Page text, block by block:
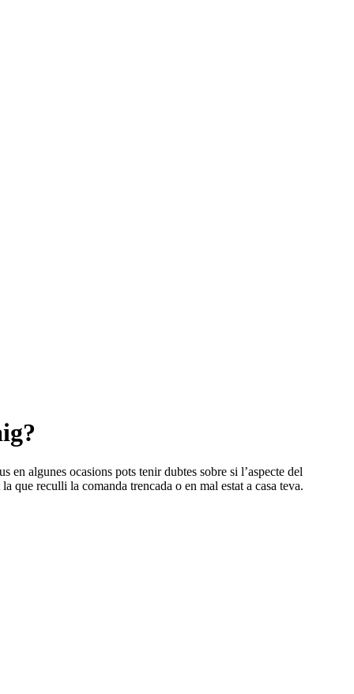
algunes ocasions pots tenir dubtes sobre si l’aspecte del
que reculli la comanda trencada o en mal estat a casa teva.